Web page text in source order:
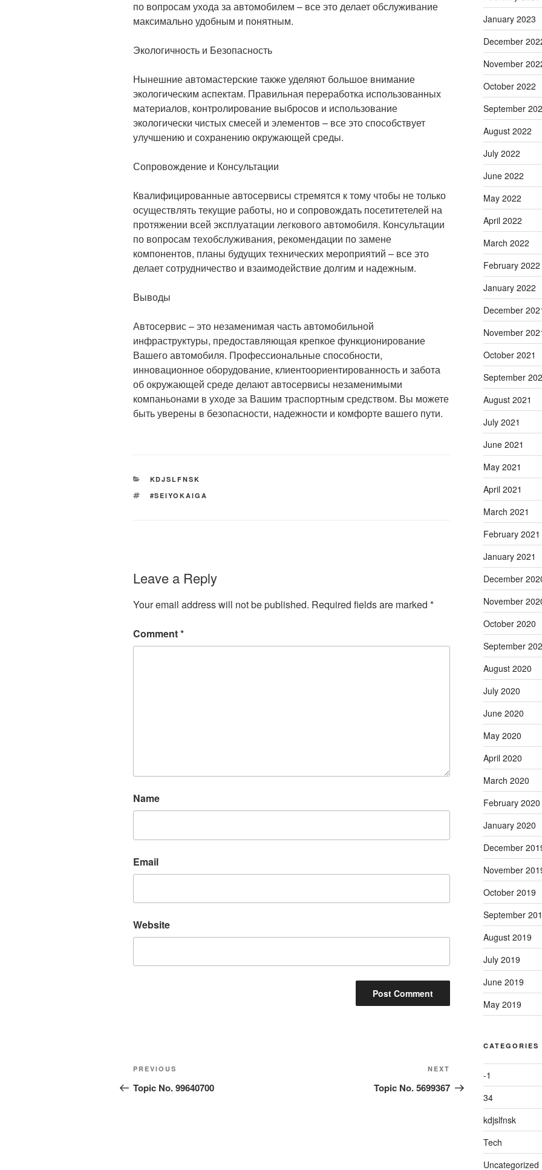
по вопросам ухода за автомобилем – все это делает обслуживание
максимально удобным и понятным.
Экологичность и Безопасность
Нынешние автомастерские также уделяют большое внимание
экологическим аспектам. Правильная переработка использованных
материалов, контролирование выбросов и использование
экологически чистых смесей и элементов – все это способствует
улучшению и сохранению окружающей среды.
Сопровождение и Консультации
Квалифицированные автосервисы стремятся к тому чтобы не только
осуществлять текущие работы, но и сопровождать посетитетелей на
протяжении всей эксплуатации легкового автомобиля. Консультации
по вопросам техобслуживания, рекомендации по замене
компонентов, планы будущих технических мероприятий – все это
делает сотрудничество и взаимодействие долгим и надежным.
Выводы
Автосервис – это незаменимая часть автомобильной
инфраструктуры, предоставляющая крепкое функционирование
Вашего автомобиля. Профессиональные способности,
инновационное оборудование, клиентоориентированность и забота
об окружающей среде делают автосервисы незаменимыми
компаньонами в уходе за Вашим траспортным средством. Вы можете
быть уверены в безопасности, надежности и комфорте вашего пути.
CATEGORIES
KDJSLFNSK
TAGS
#SEIYOKAIGA
Leave a Reply
Your email address will not be published. Required fields are marked *
Comment*
Name
Email
Website
Post
navigation
Previous
Post
PREVIOUS
Topic No. 99640700
Post
NEXT
Topic No. 5699367
January 2023
December
November
October 2022
September
August 2022
July 2022
June 2022
May 2022
April 2022
March 2022
February 2022
January 2022
December
November
October 2021
September
August 2021
July 2021
June 2021
May 2021
April 2021
March 2021
February 2021
January 2021
December
November
October 2020
September
August 2020
July 2020
June 2020
May 2020
April 2020
March 2020
February 2020
January 2020
December
November
October 2019
September
August 2019
July 2019
June 2019
May 2019
CATEGORIES
-1
34
kdjslfnsk
Tech
Uncategorized